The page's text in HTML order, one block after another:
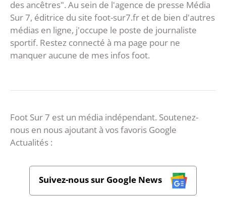
des ancêtres". Au sein de l'agence de presse Média
Sur 7, éditrice du site foot-sur7.fr et de bien d'autres
médias en ligne, j'occupe le poste de journaliste
sportif. Restez connecté à ma page pour ne
manquer aucune de mes infos foot.
Foot Sur 7 est un média indépendant. Soutenez-
nous en nous ajoutant à vos favoris Google
Actualités :
Suivez-nous sur Google News